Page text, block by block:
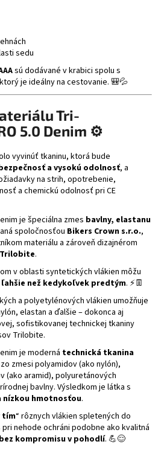
sedu
sú dodávané v krabici spolu s
je ideálny na cestovanie. 🎒💦
Tri-
5.0 Denim ⚙️
vyvinúť tkaninu, ktorá bude
a vysokú odolnosť, a
na strih, opotrebenie,
a chemickú odolnosť pri CE
je špeciálna zmes bavlny, elastanu
spoločnosťou Bikers Crown s.r.o.,
materiálu a zároveň dizajnérom
Trilobite.
v oblasti syntetických vlákien môžu
ľahšie než kedykoľvek predtým. ⚡👖
a polyetylénových vlákien umožňuje
elastan a ďalšie – dokonca aj
sofistikovanej technickej tkaniny
Trilobite.
je moderná technická tkanina
zmesi polyamidov (ako nylón),
(ako aramid), polyuretánových
bavlny. Výsledkom je látka s
nízkou hmotnosťou.
tím“ rôznych vlákien spletených do
nehode ochráni podobne ako kvalitná
bez kompromisu v pohodlí. 💪😌